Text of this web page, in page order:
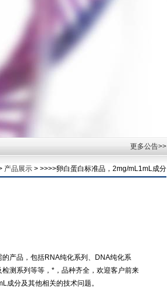
更多公告>>
产品展示 > >>>>卵白蛋白标准品，2mg/mL1mL成分
产品，包括RNA纯化系列、DNA纯化系
测系列等等，*，品种齐全，欢迎客户前来
成分及其他相关的技术问题。